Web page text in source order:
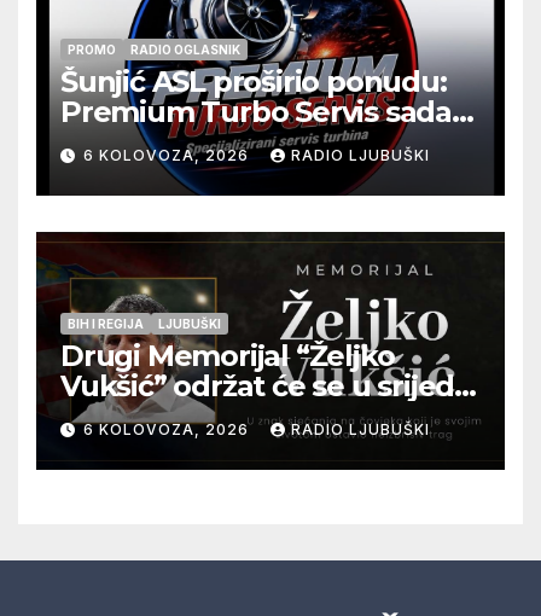
PROMO RADIO OGLASNIK
Šunjić ASL proširio ponudu:
Premium Turbo Servis sada
na jednoj adresi u Ljubuškom
6 KOLOVOZA, 2026 RADIO LJUBUŠKI
BIH I REGIJA LJUBUŠKI
Drugi Memorijal “Željko
Vukšić” održat će se u srijedu
12. kolovoza u Otoku
6 KOLOVOZA, 2026 RADIO LJUBUŠKI